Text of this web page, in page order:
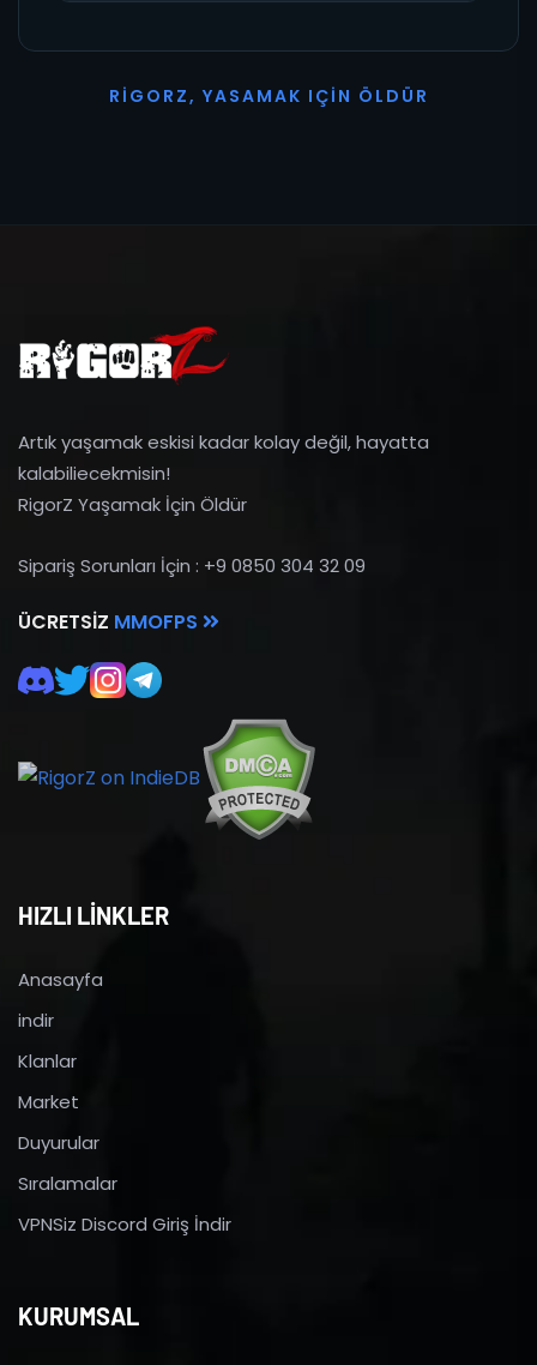
R I G O R Z, YASAMAK I ÇI N Ö L D Ü R
Artık yaşamak eskisi kadar kolay değil, hayatta
kalabiliecekmisin!
RigorZ Yaşamak İçin Öldür
Sipariş Sorunları İçin : +9 0850 304 32 09
ÜCRETSIZ MMOFPS
HIZLI LİNKLER
Anasayfa
indir
Klanlar
Market
Duyurular
Sıralamalar
VPNSiz Discord Giriş İndir
KURUMSAL